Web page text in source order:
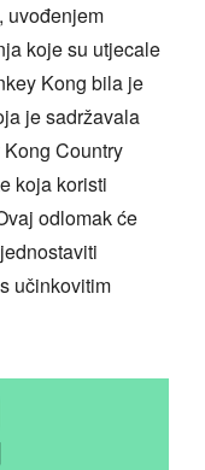
uvođenjem
koje su utjecale
Kong bila je
je sadržavala
Country
koja koristi
odlomak će
s učinkovitim